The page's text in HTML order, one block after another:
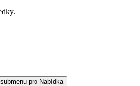
pro Nabídka